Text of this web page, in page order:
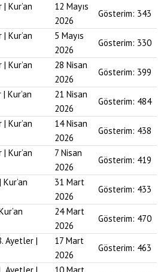
Kur’an
12 Mayıs
2026
Gösterim: 343
Kur’an
5 Mayıs
2026
Gösterim: 330
Kur’an
28 Nisan
2026
Gösterim: 399
Kur’an
21 Nisan
2026
Gösterim: 484
Kur’an
14 Nisan
2026
Gösterim: 438
Kur’an
7 Nisan
2026
Gösterim: 419
31 Mart
2026
Gösterim: 433
24 Mart
2026
Gösterim: 470
Ayetler |
17 Mart
2026
Gösterim: 463